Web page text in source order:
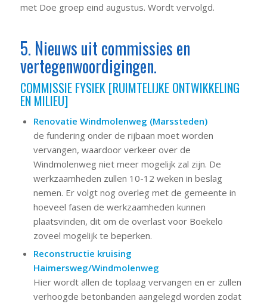
met Doe groep eind augustus. Wordt vervolgd.
5. Nieuws uit commissies en
vertegenwoordigingen.
COMMISSIE FYSIEK [RUIMTELIJKE ONTWIKKELING
EN MILIEU]
Renovatie Windmolenweg (Marssteden)
de fundering onder de rijbaan moet worden
vervangen, waardoor verkeer over de
Windmolenweg niet meer mogelijk zal zijn. De
werkzaamheden zullen 10-12 weken in beslag
nemen. Er volgt nog overleg met de gemeente in
hoeveel fasen de werkzaamheden kunnen
plaatsvinden, dit om de overlast voor Boekelo
zoveel mogelijk te beperken.
Reconstructie kruising
Haimersweg/Windmolenweg
Hier wordt allen de toplaag vervangen en er zullen
verhoogde betonbanden aangelegd worden zodat